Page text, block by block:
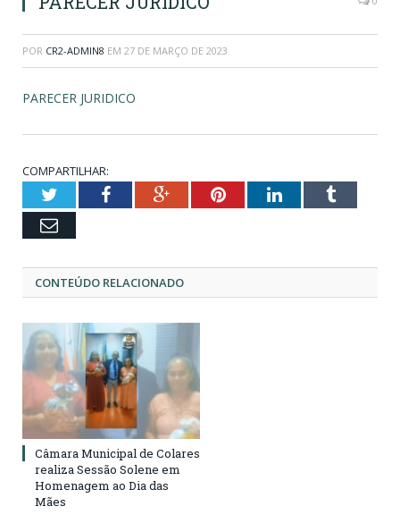
POR CR2-ADMIN8 EM 27 DE MARÇO DE 2023
PARECER JURIDICO
COMPARTILHAR:
TwitterFacebookGoogle+PinterestLinkedInTumblr
Email
CONTEÚDO RELACIONADO
Câmara Municipal de Colares
realiza Sessão Solene em
Homenagem ao Dia das
Mães